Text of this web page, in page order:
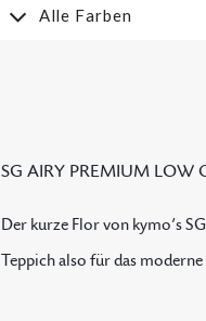
Alle Farben
SG AIRY PREMIUM LOW
Der kurze Flor von kymo’s
Teppich also für das